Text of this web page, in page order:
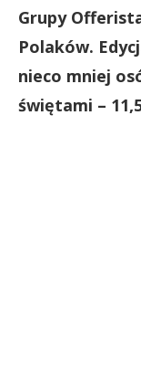
Grupy
Polaków.
nieco mniej
świętami –